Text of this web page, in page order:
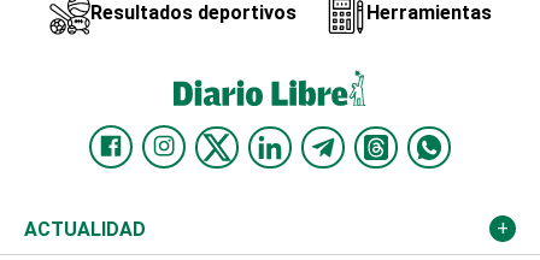
Resultados deportivos Herramientas
ACTUALIDAD